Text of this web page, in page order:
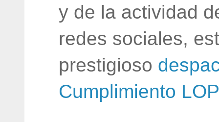
y de la actividad
redes sociales,
prestigioso
Cumplimiento